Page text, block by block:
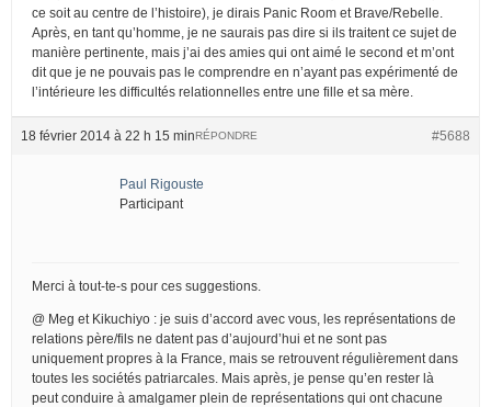
ce soit au centre de l’histoire), je dirais Panic Room et Brave/Rebelle.
Après, en tant qu’homme, je ne saurais pas dire si ils traitent ce sujet de
manière pertinente, mais j’ai des amies qui ont aimé le second et m’ont
dit que je ne pouvais pas le comprendre en n’ayant pas expérimenté de
l’intérieure les difficultés relationnelles entre une fille et sa mère.
18 février 2014 à 22 h 15 min #5688
RÉPONDRE
Paul Rigouste
Participant
Merci à tout-te-s pour ces suggestions.
@ Meg et Kikuchiyo : je suis d’accord avec vous, les représentations de
relations père/fils ne datent pas d’aujourd’hui et ne sont pas
uniquement propres à la France, mais se retrouvent régulièrement dans
toutes les sociétés patriarcales. Mais après, je pense qu’en rester là
peut conduire à amalgamer plein de représentations qui ont chacune